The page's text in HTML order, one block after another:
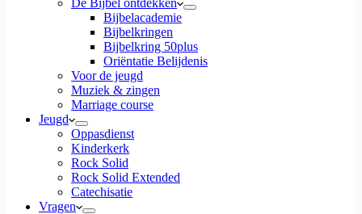
De Bijbel ontdekken
Bijbelacademie
Bijbelkringen
Bijbelkring 50plus
Oriëntatie Belijdenis
Voor de jeugd
Muziek & zingen
Marriage course
Jeugd
Oppasdienst
Kinderkerk
Rock Solid
Rock Solid Extended
Catechisatie
Vragen